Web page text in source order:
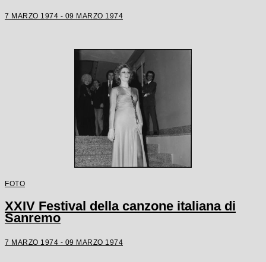
7 MARZO 1974 - 09 MARZO 1974
FOTO
XXIV Festival della canzone italiana di
Sanremo
7 MARZO 1974 - 09 MARZO 1974